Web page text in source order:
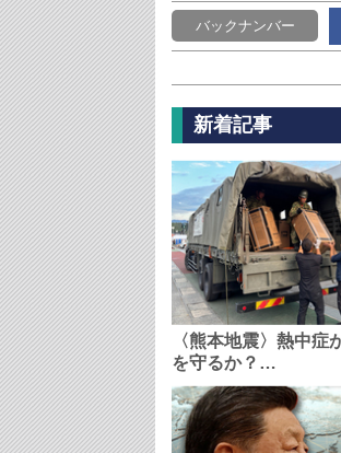
バックナンバー
新着記事
〈熊本地震〉熱中症
を守るか？…